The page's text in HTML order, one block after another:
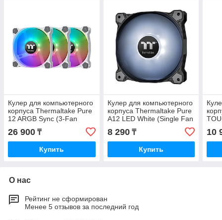
Кулер для компьютерного
корпуса Thermaltake Pure
12 ARGB Sync (3-Fan
Pack) White
26 900 ₸
Купить
Кулер для компьютерного
корпуса Thermaltake Pure
A12 LED White (Single Fan
8 290₸
Купить
10
О нас
Рейтинг не сформирован
Менее 5 отзывов за последний год